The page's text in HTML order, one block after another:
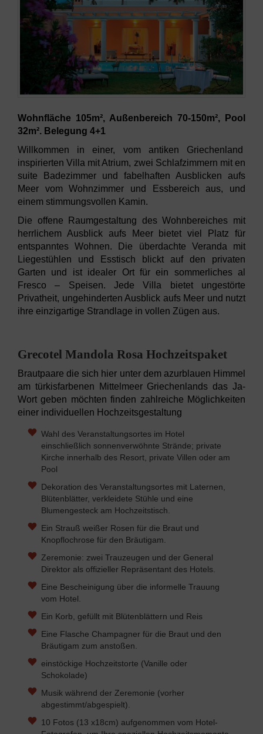
Wohnfläche 105m², Außenbereich 70-150m², Pool
32m². Belegung 4+1
Willkommen in einer, vom antiken Griechenland
inspirierten Villa mit Atrium, zwei Schlafzimmern mit en
suite Badezimmer und fabelhaften Ausblicken aufs
Meer vom Wohnzimmer und Essbereich aus, und
einem stimmungsvollen Kamin.
Die offene Raumgestaltung des Wohnbereiches mit
herrlichem Ausblick aufs Meer bietet viel Platz für
entspanntes Wohnen. Die überdachte Veranda mit
Liegestühlen und Esstisch blickt auf den privaten
Garten und ist idealer Ort für ein sommerliches al
Fresco – Speisen. Jede Villa bietet ungestörte
Privatheit, ungehinderten Ausblick aufs Meer und nutzt
ihre einzigartige Strandlage in vollen Zügen aus.
Grecotel Mandola Rosa Hochzeitspaket
Brautpaare die sich hier unter dem azurblauen Himmel
am türkisfarbenen Mittelmeer Griechenlands das Ja-
Wort geben möchten finden zahlreiche Möglichkeiten
einer individuellen Hochzeitsgestaltung
Wahl des Veranstaltungsortes im Hotel
einschließlich sonnenverwöhnte Strände; private
Kirche innerhalb des Resort, private Villen oder am
Pool
Dekoration des Veranstaltungsortes mit Laternen,
Blütenblätter, verkleidete Stühle und eine
Blumengesteck am Hochzeitstisch.
Ein Strauß weißer Rosen für die Braut und
Knopflochrose für den Bräutigam.
Zeremonie: zwei Trauzeugen und der General
Direktor als offizieller Repräsentant des Hotels.
Eine Bescheinigung über die informelle Trauung
vom Hotel.
Ein Korb, gefüllt mit Blütenblättern und Reis
Eine Flasche Champagner für die Braut und den
Bräutigam zum anstoßen.
einstöckige Hochzeitstorte (Vanille oder
Schokolade)
Musik während der Zeremonie (vorher
abgestimmt/abgespielt).
10 Fotos (13 x18cm) aufgenommen vom Hotel-